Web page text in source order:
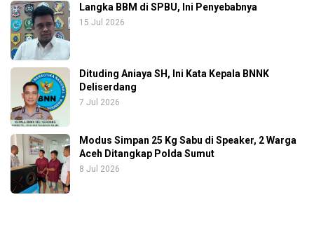
Langka BBM di SPBU, Ini Penyebabnya
15 Jul 2026
Dituding Aniaya SH, Ini Kata Kepala BNNK
Deliserdang
7 Jul 2026
Modus Simpan 25 Kg Sabu di Speaker, 2 Warga
Aceh Ditangkap Polda Sumut
8 Jul 2026